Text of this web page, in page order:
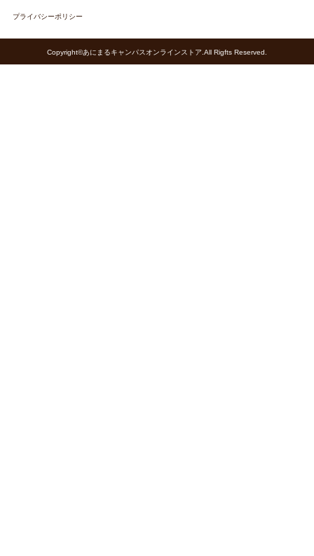
プライバシーポリシー
Copyright©あにまるキャンパスオンラインストア.All Rigfts Reserved.